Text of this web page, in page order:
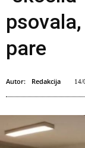
pare
Autor: Redakcija 14/